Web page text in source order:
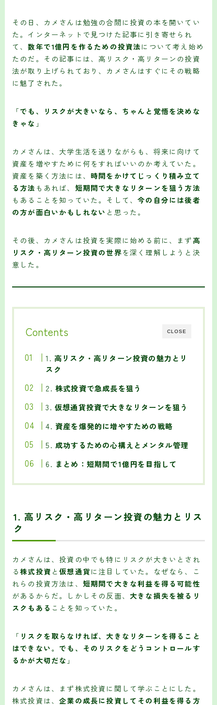
その日、カメさんは勉強の合間に投資の本を開いてい
た。インターネットで見つけた記事に引き寄せられ
て、数年で1億円を作るための投資法について考え始め
たのだ。その記事には、高リスク・高リターンの投資
法が取り上げられており、カメさんはすぐにその戦略
に魅了された。
「でも、リスクが大きいなら、ちゃんと覚悟を決めな
きゃな 」
カメさんは、大学生活を送りながらも、将来に向けて
資産を増やすために何をすればいいのか考えていた。
資産を築く方法には、 時間をかけてじっくり積み立て
る方法 もあれば、 短期間で大きなリターンを狙う方法
もあることを知っていた。そして、今の自分には後者
の方が面白いかもしれない と思った。
その後、カメさんは投資を実際に始める前に、まず高
リスク・高リターン投資の世界を深く理解しようと決
意した。
CLOSE
Contents
1. 高リスク・高リターン投資の魅力とリ
スク
2. 株式投資で急成長を狙う
3. 仮想通貨投資で大きなリターンを狙う
4. 資産を爆発的に増やすための戦略
5. 成功するための心構えとメンタル管理
6. まとめ：短期間で1億円を目指して
1. 高リスク・高リターン投資の魅力とリス
ク
カメさんは、投資の中でも特にリスクが大きいとされ
る株式投資 と仮想通貨に注目していた。なぜなら、こ
れらの投資方法は、 短期間で大きな利益を得る可能性
があるからだ。しかしその反面、 大きな損失を被るリ
スクもある ことを知っていた。
「 リスクを取らなければ、大きなリターンを得ること
はできない。でも、そのリスクをどうコントロールす
るかが大切だな 」
カメさんは、まず株式投資に関して学ぶことにした。
株式投資は、企業の成長に投資してその利益を得る方